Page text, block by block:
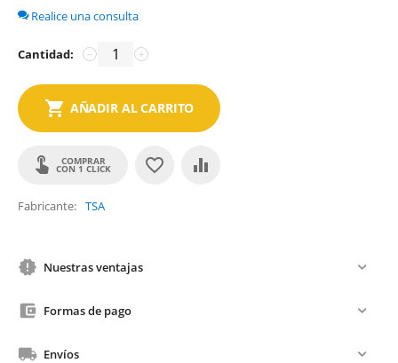
Realice una consulta
Cantidad: +
−
AÑADIR AL CARRITO
COMPRAR
CON 1 CLICK
Fabricante TSA
Nuestras ventajas
Formas de pago
Envíos